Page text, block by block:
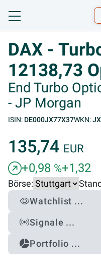
Toggle navigation
DAX -
12138,73
End Turbo
- JP Morgan
ISIN: DE000JX77X37WKN:
135,74 EUR
+0,98 %+1,32
Börse:
Watchlist ...
Signale ...
Portfolio ...